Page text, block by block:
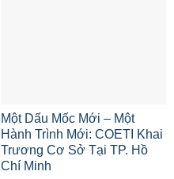
Một Dấu Mốc Mới – Một
Hành Trình Mới: COETI Khai
Trương Cơ Sở Tại TP. Hồ
Chí Minh